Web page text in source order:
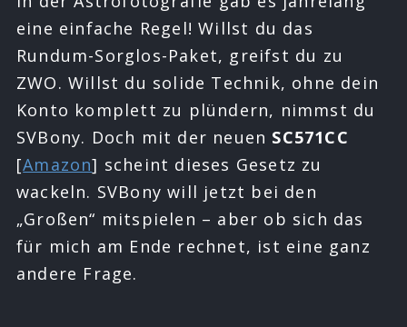
eine einfache Regel! Willst du das
Rundum-Sorglos-Paket, greifst du zu
ZWO. Willst du solide Technik, ohne dein
Konto komplett zu plündern, nimmst du
SVBony. Doch mit der neuen SC571CC
[Amazon] scheint dieses Gesetz zu
wackeln. SVBony will jetzt bei den
„Großen“ mitspielen – aber ob sich das
für mich am Ende rechnet, ist eine ganz
andere Frage.